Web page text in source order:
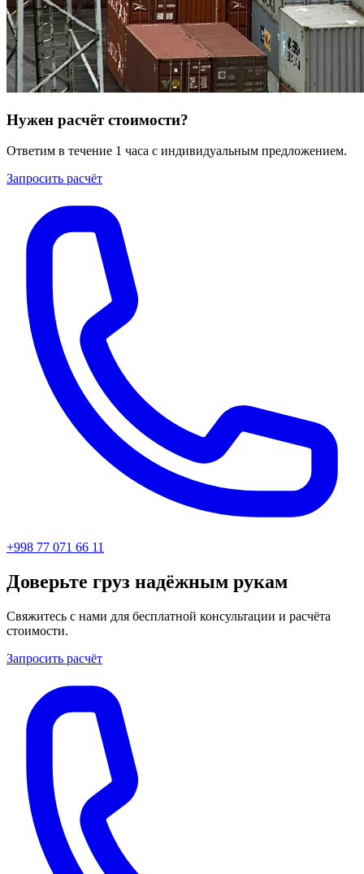
Нужен расчёт стоимости?
Ответим в течение 1 часа с индивидуальным предложением.
Запросить расчёт
+998 77 071 66 11
Доверьте груз надёжным рукам
Свяжитесь с нами для бесплатной консультации и расчёта
стоимости.
Запросить расчёт